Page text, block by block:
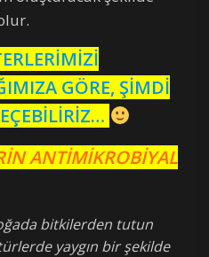
GÖRE, ŞİMDİ
ANTİMİKROBİYAL
bitkilerden tutun
yaygın bir şekilde